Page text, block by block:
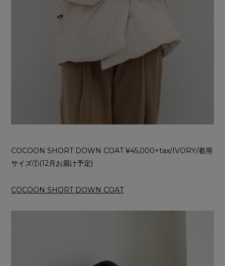
COCOON SHORT DOWN COAT ¥45,000+tax/IVORY/着用
サイズ①(12月お届け予定)
COCOON SHORT DOWN COAT